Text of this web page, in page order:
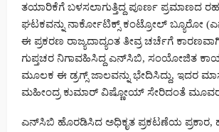
ತಯಾರಿಕೆಗೆ ಬಳಸಲಾಗುತ್ತಿದ್ದ ಪೂರ್ಣ ಪ್ರಮಾಣದ
ಘಟಕವನ್ನು ನಾರ್ಕೋಟಿಕ್ಸ್ ಕಂಟ್ರೋಲ್ ಬ್ಯೂರೋ
ಈ ಪ್ರಕರಣ ರಾಜ್ಯದಾದ್ಯಂತ ತೀವ್ರ ಚರ್ಚೆಗೆ
ಗುಪ್ತಚರ ನಿಗಾವಹಿಸಿದ್ದ ಎನ್‌ಸಿಬಿ, ಸಂಯೋಜಿತ
ಮೂಲಕ ಈ ಡ್ರಗ್ಸ್ ಜಾಲವನ್ನು ಭೇದಿಸಿದ್ದು, ಇದರ
ಮಹೀಂದ್ರ ಕುಮಾರ್ ವಿಷ್ಣೋಯ್ ಸೇರಿದಂತೆ
ಎನ್‌ಸಿಬಿ ಹೊರಡಿಸಿದ ಅಧಿಕೃತ ಪ್ರಕಟಣೆಯ ಪ್ರಕಾರ,